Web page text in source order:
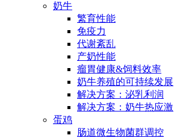
奶牛
繁育性能
免疫力
代谢紊乱
产奶性能
瘤胃健康&饲料效率
奶牛养殖的可持续发展
解决方案：泌乳利润
解决方案：奶牛热应激
蛋鸡
肠道微生物菌群调控